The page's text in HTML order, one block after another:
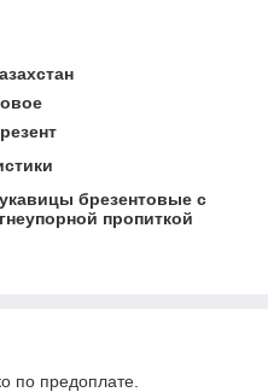
брезентовые с
пропиткой
по предоплате.